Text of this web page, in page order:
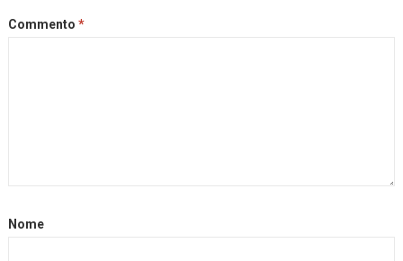
Commento *
Nome